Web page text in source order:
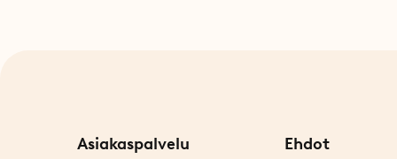
Asiakaspalvelu Ehdot